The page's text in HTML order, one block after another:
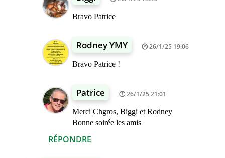
RÉPONDRE
Bravo Patrice
Rodney YMY 26/1/25 19:06
Bravo Patrice !
Patrice 26/1/25 21:01
Merci Chgros, Biggi et Rodney
Bonne soirée les amis